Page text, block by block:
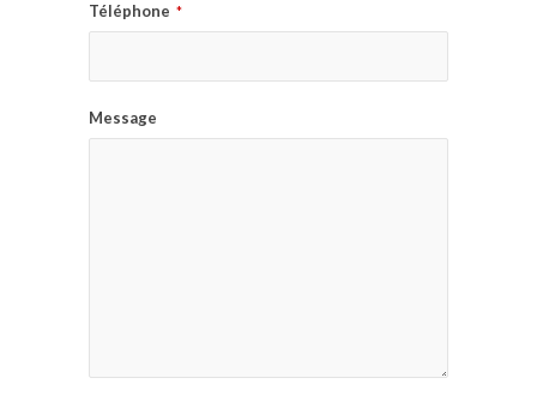
Téléphone *
Message